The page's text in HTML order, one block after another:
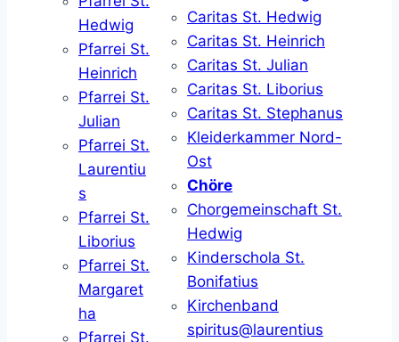
Hedwig
Pfarrei St.
Heinrich
Pfarrei St.
Julian
Pfarrei St.
Laurentiu
s
Pfarrei St.
Liborius
Pfarrei St.
Margaret
ha
Pfarrei St.
Caritas St. Hedwig
Caritas St. Heinrich
Caritas St. Julian
Caritas St. Liborius
Caritas St. Stephanus
Kleiderkammer Nord-
Ost
Chöre
Chorgemeinschaft St.
Hedwig
Kinderschola St.
Bonifatius
Kirchenband
spiritus@laurentius